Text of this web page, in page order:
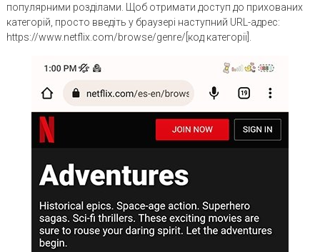
популярними розділами. Щоб отримати доступ до прихованих
категорій, просто введіть у браузері наступний URL-адрес:
https://www.netflix.com/browse/genre/[код категорії].